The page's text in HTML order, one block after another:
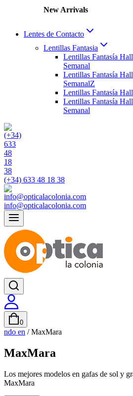
New Arrivals
Lentes de Contacto
Lentillas Fantasia
Lentillas Fantasía
Semanal
Lentillas Fantasía
SemanalZ
Lentillas Fantasía
Lentillas Fantasía
Semanal
(+34) 633 48 18 38
info@opticalacolonia.com
0
ndo en / MaxMara
MaxMara
Los mejores modelos en gafas de sol y
MaxMara